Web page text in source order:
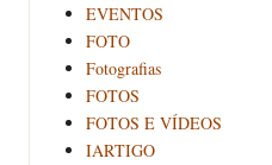
EVENTOS
FOTO
Fotografias
FOTOS
FOTOS E VÍDEOS
IARTIGO